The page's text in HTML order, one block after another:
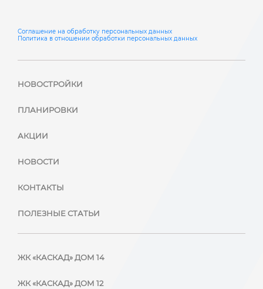
Соглашение на обработку персональных данных
Политика в отношении обработки персональных данных
НОВОСТРОЙКИ
ПЛАНИРОВКИ
АКЦИИ
НОВОСТИ
КОНТАКТЫ
ПОЛЕЗНЫЕ СТАТЬИ
ЖК «КАСКАД» ДОМ 14
ЖК «КАСКАД» ДОМ 12